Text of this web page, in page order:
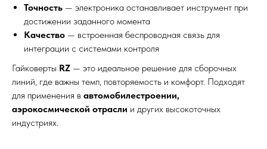
Точность — электроника останавливает инструмент при
достижении заданного момента
Качество — встроенная беспроводная связь для
интеграции с системами контроля
Гайковерты RZ — это идеальное решение для сборочных
линий, где важны темп, повторяемость и комфорт. Подходят
для применения в автомобилестроении,
аэрокосмической отрасли и других высокоточных
индустриях.